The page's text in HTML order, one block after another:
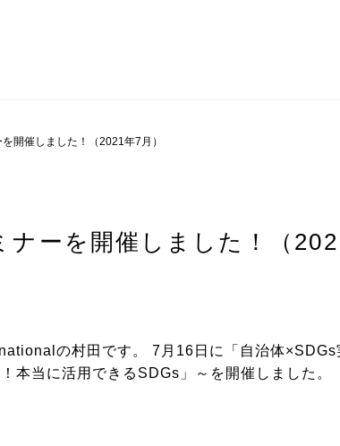
開催しました！（2021年7月）
ナーを開催しました！（
の村田です。 7月16日に「自治体×SDGs
本当に活用できるSDGs」～を開催しました。